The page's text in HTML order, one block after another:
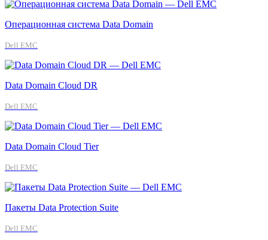
Операционная система Data Domain
Dell EMC
Data Domain Cloud DR
Dell EMC
Data Domain Cloud Tier
Dell EMC
Пакеты Data Protection Suite
Dell EMC